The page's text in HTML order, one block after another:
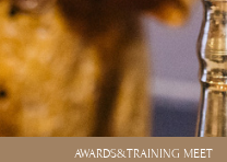
AWARDS&TRAINING MEET